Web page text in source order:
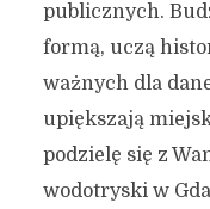
publicznych.
formą, uczą
ważnych dla
upiększają
podzielę się z
wodotryski w